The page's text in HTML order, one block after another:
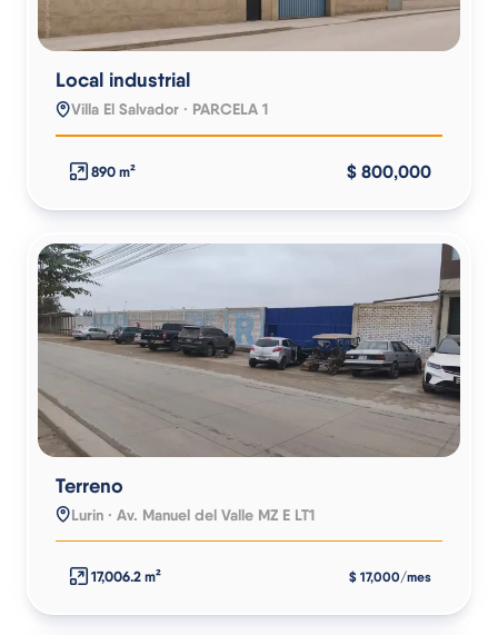
Local industrial
Villa El Salvador · PARCELA 1
890 m² $ 800,000
Terreno
Lurin · Av. Manuel del Valle MZ E LT1
17,006.2 m² $ 17,000/mes